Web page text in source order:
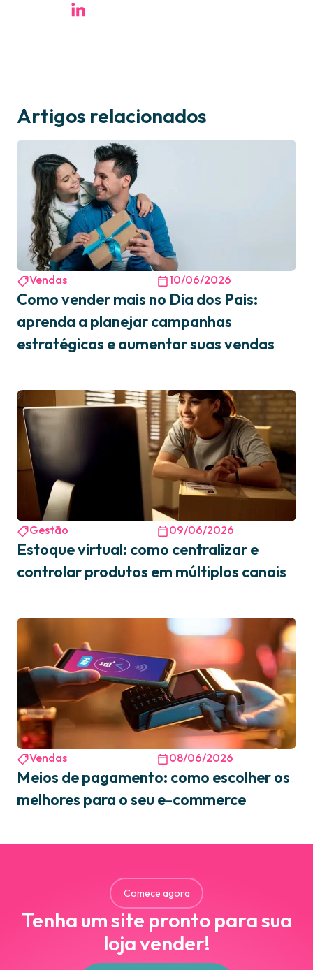
Artigos relacionados
Vendas 10/06/2026
Como vender mais no Dia dos Pais:
aprenda a planejar campanhas
estratégicas e aumentar suas vendas
Gestão 09/06/2026
Estoque virtual: como centralizar e
controlar produtos em múltiplos canais
Vendas 08/06/2026
Meios de pagamento: como escolher os
melhores para o seu e-commerce
Comece agora
Tenha um site pronto para sua
loja vender!